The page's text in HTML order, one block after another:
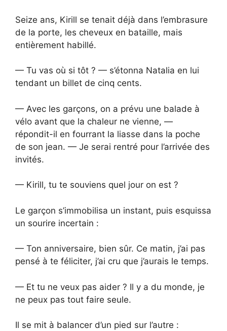
Seize ans, Kirill se tenait déjà dans l’embrasure
de la porte, les cheveux en bataille, mais
entièrement habillé.
— Tu vas où si tôt ? — s’étonna Natalia en lui
tendant un billet de cinq cents.
— Avec les garçons, on a prévu une balade à
vélo avant que la chaleur ne vienne, —
répondit-il en fourrant la liasse dans la poche
de son jean. — Je serai rentré pour l’arrivée des
invités.
— Kirill, tu te souviens quel jour on est ?
Le garçon s’immobilisa un instant, puis esquissa
un sourire incertain :
— Ton anniversaire, bien sûr. Ce matin, j’ai pas
pensé à te féliciter, j’ai cru que j’aurais le temps.
— Et tu ne veux pas aider ? Il y a du monde, je
ne peux pas tout faire seule.
Il se mit à balancer d’un pied sur l’autre :